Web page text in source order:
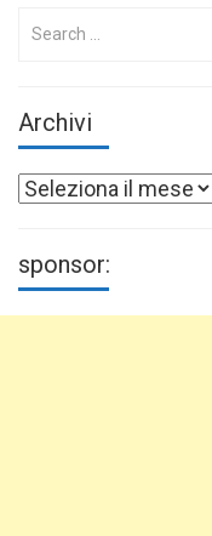
Search
Archivi
Archivi
sponsor: